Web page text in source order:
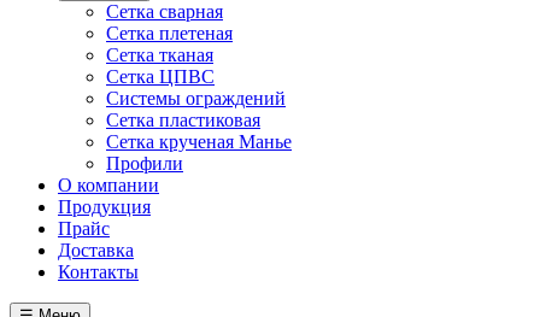
Сетка сварная
Сетка плетеная
Сетка тканая
Сетка ЦПВС
Системы ограждений
Сетка пластиковая
Сетка крученая Манье
Профили
О компании
Продукция
Прайс
Доставка
Контакты